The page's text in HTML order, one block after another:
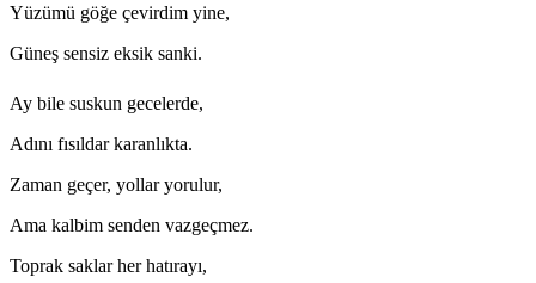
Yüzümü göğe çevirdim yine,
Güneş sensiz eksik sanki.
Ay bile suskun gecelerde,
Adını fısıldar karanlıkta.
Zaman geçer, yollar yorulur,
Ama kalbim senden vazgeçmez.
Toprak saklar her hatırayı,